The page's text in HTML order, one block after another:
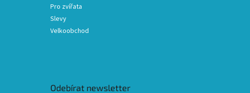
Pro zvířata
Slevy
Velkoobchod
Odebírat newsletter